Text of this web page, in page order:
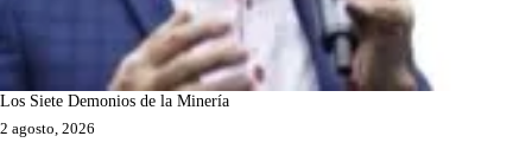
Los Siete Demonios de la Minería
2 agosto, 2026